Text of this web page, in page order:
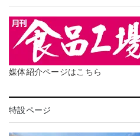
媒体紹介ページはこちら
特設ページ